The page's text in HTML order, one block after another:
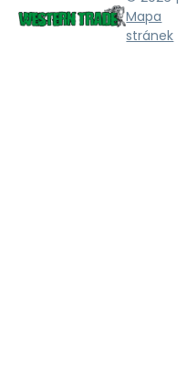
Mapa
stránek